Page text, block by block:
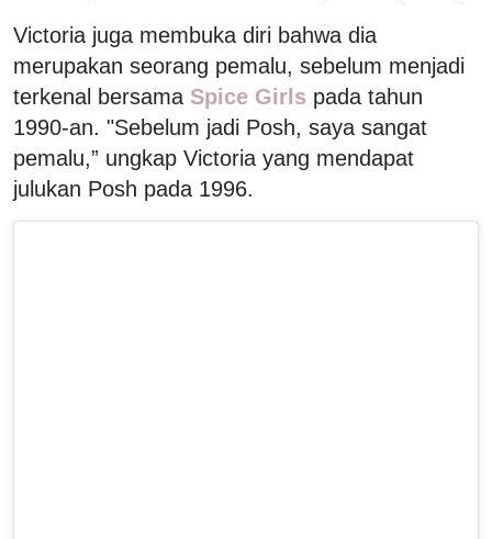
Victoria juga membuka diri bahwa dia
merupakan seorang pemalu, sebelum menjadi
terkenal bersama Spice Girls pada tahun
1990-an. "Sebelum jadi Posh, saya sangat
pemalu,” ungkap Victoria yang mendapat
julukan Posh pada 1996.